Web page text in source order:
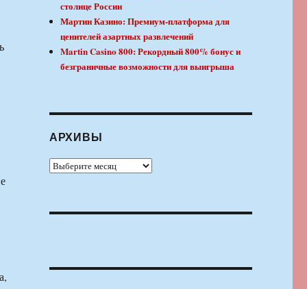
столице России
Мартин Казино: Премиум-платформа для
ценителей азартных развлечений
Martin Casino 800: Рекордный 800% бонус и
безграничные возможности для выигрыша
АРХИВЫ
Архивы